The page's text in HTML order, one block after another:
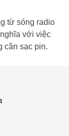
từ sóng radio
với việc
cần sạc pin.